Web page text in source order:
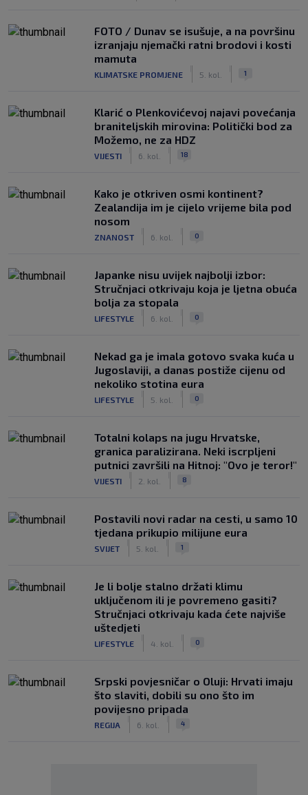
FOTO / Dunav se isušuje, a na površinu
izranjaju njemački ratni brodovi i kosti
mamuta
KLIMATSKE PROMJENE 5. kol. 1
Klarić o Plenkovićevoj najavi povećanja
braniteljskih mirovina: Politički bod za
Možemo, ne za HDZ
VIJESTI 6. kol. 18
Kako je otkriven osmi kontinent?
Zealandija im je cijelo vrijeme bila pod
nosom
ZNANOST 6. kol. 0
Japanke nisu uvijek najbolji izbor:
Stručnjaci otkrivaju koja je ljetna obuća
bolja za stopala
LIFESTYLE 6. kol. 0
Nekad ga je imala gotovo svaka kuća u
Jugoslaviji, a danas postiže cijenu od
nekoliko stotina eura
LIFESTYLE 5. kol. 0
Totalni kolaps na jugu Hrvatske,
granica paralizirana. Neki iscrpljeni
putnici završili na Hitnoj: "Ovo je teror!"
VIJESTI 2. kol. 8
Postavili novi radar na cesti, u samo 10
tjedana prikupio milijune eura
SVIJET 5. kol. 1
Je li bolje stalno držati klimu
uključenom ili je povremeno gasiti?
Stručnjaci otkrivaju kada ćete najviše
uštedjeti
LIFESTYLE 4. kol. 0
Srpski povjesničar o Oluji: Hrvati imaju
što slaviti, dobili su ono što im
povijesno pripada
REGIJA 6. kol. 4